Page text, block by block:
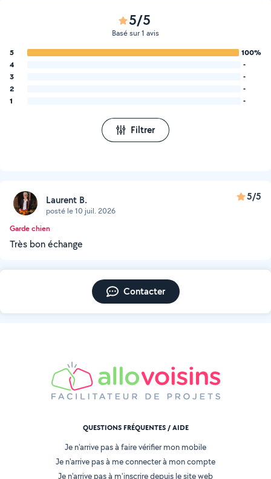
5/5
Basé sur 1 avis
5
100%
4
-
3
-
2
-
1
-
Filtrer
Laurent B.
posté le 10 juil. 2026
5/5
Garde chien
Très bon échange
Contacter
QUESTIONS FRÉQUENTES / AIDE
Je n'arrive pas à faire vérifier mon mobile
Je n'arrive pas à me connecter à mon compte
Je n'arrive pas à m'inscrire depuis le site web